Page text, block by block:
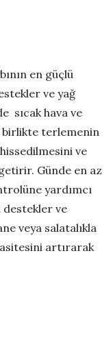
en güçlü
ve yağ
sıcak hava ve
birlikte terlemenin
ve
Günde en az
yardımcı
destekler ve
veya salatalıkla
artırarak